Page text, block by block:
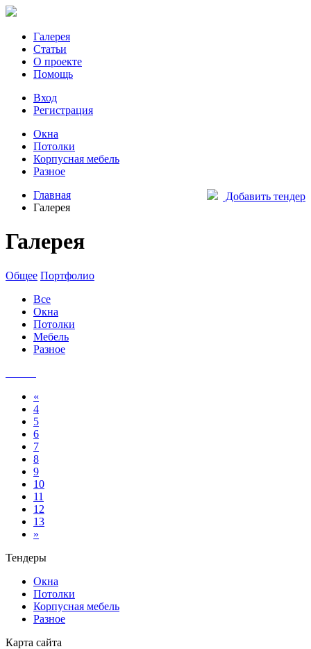
Галерея
Статьи
О проекте
Помощь
Вход
Регистрация
Окна
Потолки
Корпусная мебель
Разное
Добавить тендер
Главная
Галерея
Галерея
Общее Портфолио
Все
Окна
Потолки
Мебель
Разное
«
4
5
6
7
8
9
10
11
12
13
»
Тендеры
Окна
Потолки
Корпусная мебель
Разное
Карта сайта